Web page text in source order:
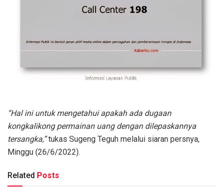
“Hal ini untuk mengetahui apakah ada dugaan
kongkalikong permainan uang dengan dilepaskannya
tersangka,”tukas Sugeng Teguh melalui siaran persnya,
Minggu (26/6/2022).
Related Posts